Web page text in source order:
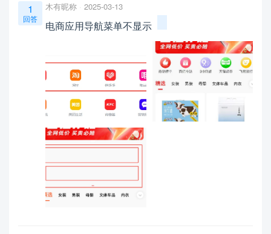
1
回答
木有昵称 2025-03-13
电商应用导航菜单不显示